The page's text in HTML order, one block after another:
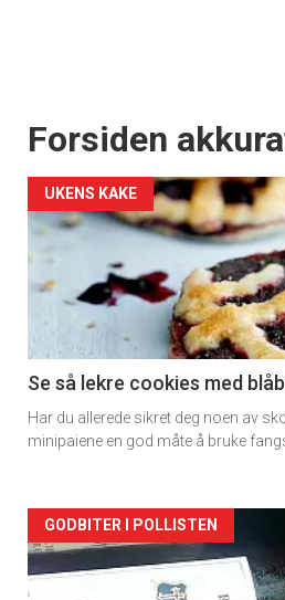
Forsiden
UKENS KAKE
Se så lekre cookies med
Har du allerede sikret deg noen av
minipaiene en god måte å bruke
Forsiden
akkurat
GODBITER I POLLISTEN